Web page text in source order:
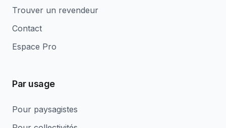
Trouver un revendeur
Contact
Espace Pro
Par usage
Pour paysagistes